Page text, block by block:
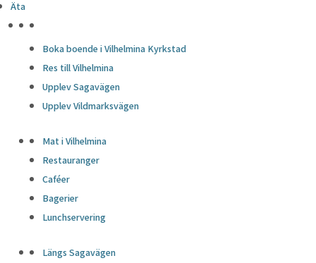
Äta
Boka boende i Vilhelmina Kyrkstad
Res till Vilhelmina
Upplev Sagavägen
Upplev Vildmarksvägen
Mat i Vilhelmina
Restauranger
Caféer
Bagerier
Lunchservering
Längs Sagavägen